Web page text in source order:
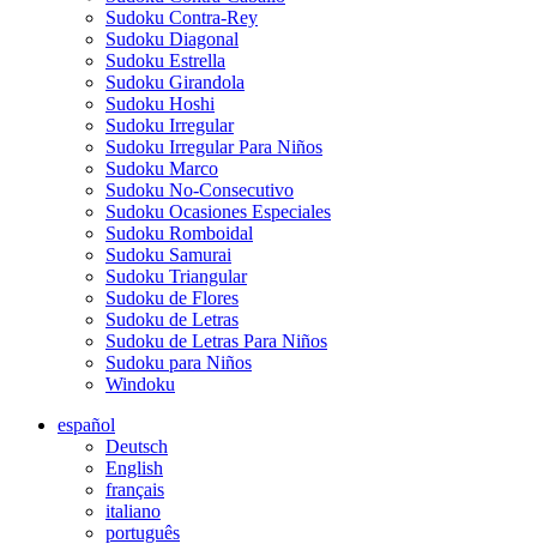
Sudoku Contra-Rey
Sudoku Diagonal
Sudoku Estrella
Sudoku Girandola
Sudoku Hoshi
Sudoku Irregular
Sudoku Irregular Para Niños
Sudoku Marco
Sudoku No-Consecutivo
Sudoku Ocasiones Especiales
Sudoku Romboidal
Sudoku Samurai
Sudoku Triangular
Sudoku de Flores
Sudoku de Letras
Sudoku de Letras Para Niños
Sudoku para Niños
Windoku
español
Deutsch
English
français
italiano
português